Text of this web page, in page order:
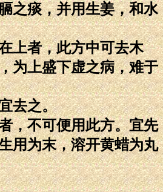
之痰，并用生姜，和水
上者，此方中可去木
为上盛下虚之病，难于
去之。
，不可便用此方。宜先
用为末，溶开黄蜡为丸